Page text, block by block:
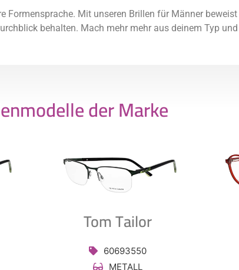
Mit unseren Brillen für Männer
behalten. Mach mehr mehr aus deinem Typ und
der Marke
Tom Tailor
60693550
METALL